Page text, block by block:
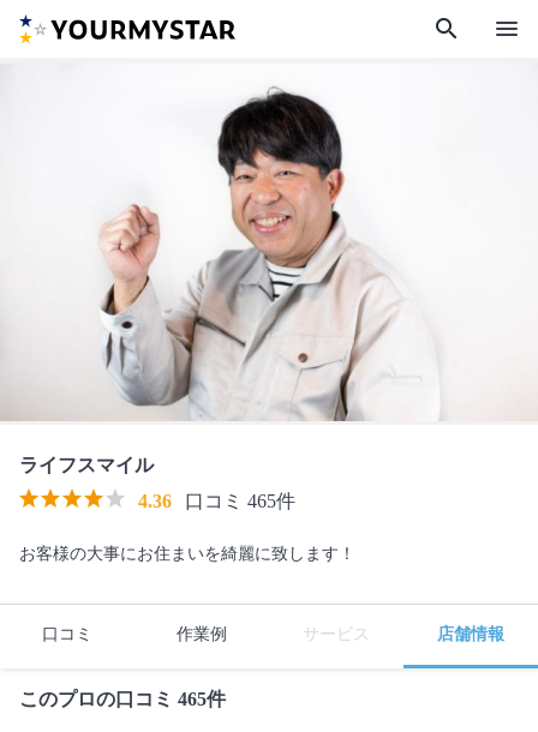
search menu
ライフスマイル
4.36
口コミ 465件
お客様の大事にお住まいを綺麗に致します！
口コミ 作業例 サービス 店舗情報
このプロの口コミ 465件